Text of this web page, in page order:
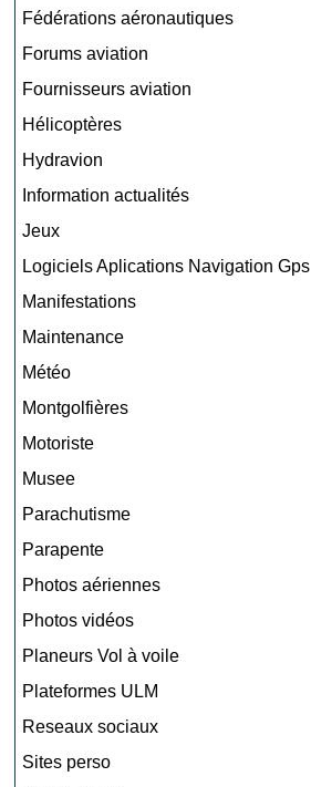
Fédérations aéronautiques
Forums aviation
Fournisseurs aviation
Hélicoptères
Hydravion
Information actualités
Jeux
Logiciels Aplications Navigation Gps
Manifestations
Maintenance
Météo
Montgolfières
Motoriste
Musee
Parachutisme
Parapente
Photos aériennes
Photos vidéos
Planeurs Vol à voile
Plateformes ULM
Reseaux sociaux
Sites perso